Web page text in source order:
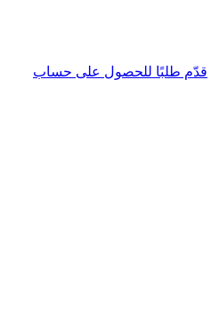
قدّم طلبًا للحصول على حساب